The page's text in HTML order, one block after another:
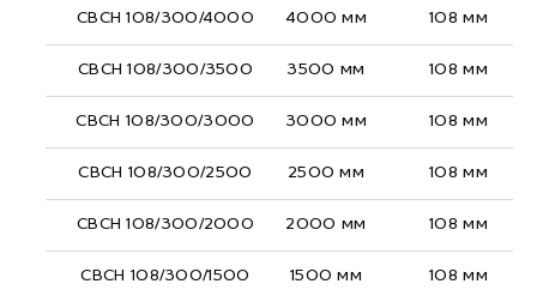
СВСН 108/300/4000 4000 мм 108 мм
СВСН 108/300/3500 3500 мм 108 мм
СВСН 108/300/3000 3000 мм 108 мм
СВСН 108/300/2500 2500 мм 108 мм
СВСН 108/300/2000 2000 мм 108 мм
СВСН 108/300/1500 1500 мм 108 мм